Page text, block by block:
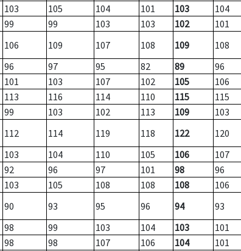
103 105 104 101 103
104
99 99 103 103 102
101
106 109 107 108 109
108
96 97 95 82 89
96
101 103 107 102 105
106
113 116 114 110 115
115
99 103 102 113 109
103
112 114 119 118 122
120
103 104 110 105 106
107
92 96 97 101 98
96
103 105 108 108 108
106
90 93 95 96 94
93
98 99 103 104 103
101
98 98 107 106 104
101